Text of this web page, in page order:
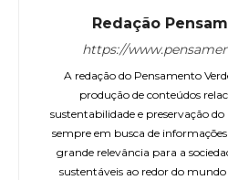
Redação
https://
A redação do Pensamento
produção de conteúdos
sustentabilidade e preservação
sempre em busca de
grande relevância para a
sustentáveis ao redor do